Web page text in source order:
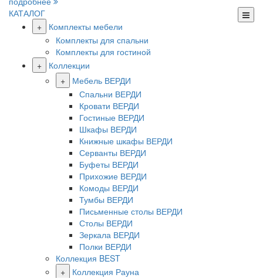
КАТАЛОГ
+
Комплекты мебели
Комплекты для спальни
Комплекты для гостиной
+
Коллекции
+
Мебель ВЕРДИ
Спальни ВЕРДИ
Кровати ВЕРДИ
Гостиные ВЕРДИ
Шкафы ВЕРДИ
Книжные шкафы ВЕРДИ
Серванты ВЕРДИ
Буфеты ВЕРДИ
Прихожие ВЕРДИ
Комоды ВЕРДИ
Тумбы ВЕРДИ
Письменные столы ВЕРДИ
Столы ВЕРДИ
Зеркала ВЕРДИ
Полки ВЕРДИ
Коллекция BEST
+
Коллекция Рауна